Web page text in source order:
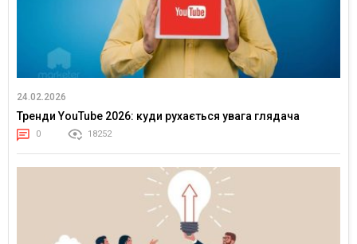
24.02.2026
Тренди YouTube 2026: куди рухається увага глядача
0 18252